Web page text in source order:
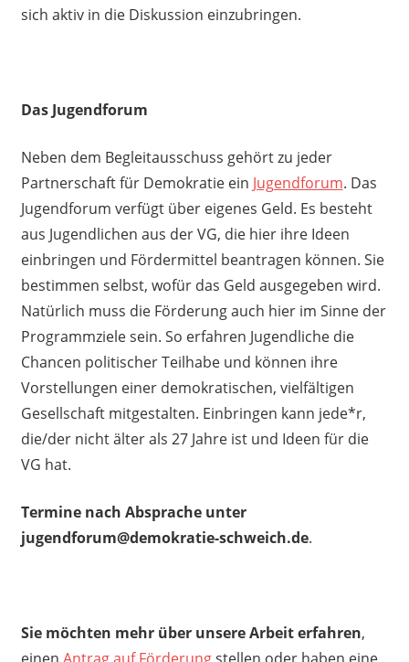
sich aktiv in die Diskussion einzubringen.
Das Jugendforum
Neben dem Begleitausschuss gehört zu jeder
Partnerschaft für Demokratie ein Jugendforum. Das
Jugendforum verfügt über eigenes Geld. Es besteht
aus Jugendlichen aus der VG, die hier ihre Ideen
einbringen und Fördermittel beantragen können. Sie
bestimmen selbst, wofür das Geld ausgegeben wird.
Natürlich muss die Förderung auch hier im Sinne der
Programmziele sein. So erfahren Jugendliche die
Chancen politischer Teilhabe und können ihre
Vorstellungen einer demokratischen, vielfältigen
Gesellschaft mitgestalten. Einbringen kann jede*r,
die/der nicht älter als 27 Jahre ist und Ideen für die
VG hat.
Termine nach Absprache unter
jugendforum@demokratie-schweich.de.
Sie möchten mehr über unsere Arbeit erfahren,
einen Antrag auf Förderungstellen oder haben eine